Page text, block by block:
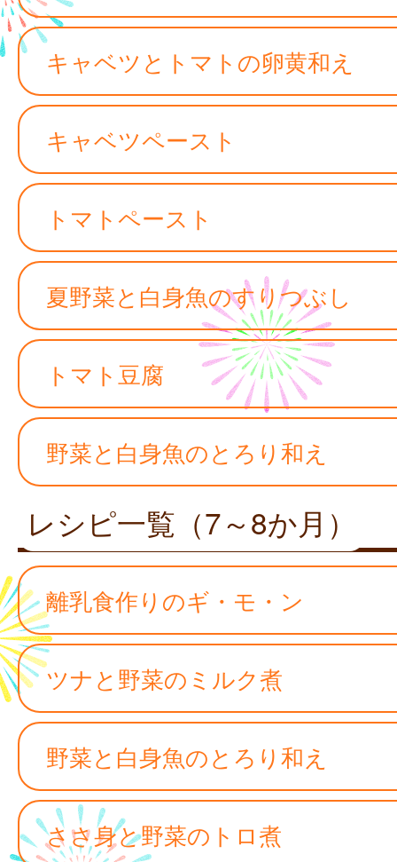
キャベツとトマトの卵黄和え
キャベツペースト
トマトペースト
夏野菜と白身魚のすりつぶし
トマト豆腐
野菜と白身魚のとろり和え
レシピ一覧（7～8か月）
離乳食作りのギ・モ・ン
ツナと野菜のミルク煮
野菜と白身魚のとろり和え
ささ身と野菜のトロ煮